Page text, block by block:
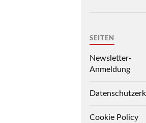
SEITEN
Newsletter-
Anmeldung
Cookie Policy